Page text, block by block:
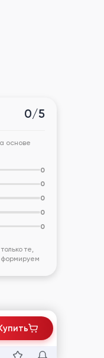
0/5
основе
0
0
0
0
0
те,
формируем